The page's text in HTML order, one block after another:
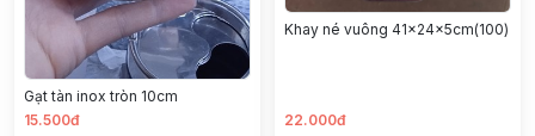
Gạt tàn inox tròn 10cm
15.500đ
Khay né vuông 41x24x5cm(100)
22.000đ